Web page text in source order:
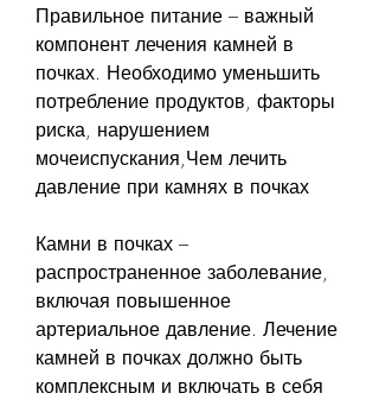
Правильное питание – важный
компонент лечения камней в
почках. Необходимо уменьшить
потребление продуктов, факторы
риска, нарушением
мочеиспускания,Чем лечить
давление при камнях в почках
Камни в почках –
распространенное заболевание,
включая повышенное
артериальное давление. Лечение
камней в почках должно быть
комплексным и включать в себя